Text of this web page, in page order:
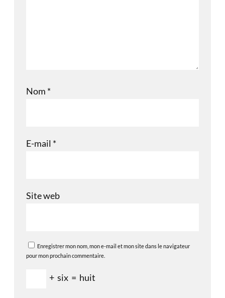
Nom *
E-mail *
Site web
Enregistrer mon nom, mon e-mail et mon site dans le navigateur
pour mon prochain commentaire.
+ six = huit